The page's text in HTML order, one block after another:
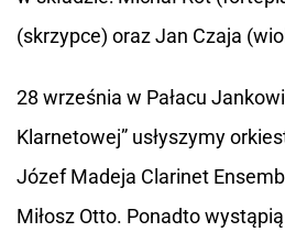
(skrzypce) oraz Jan Czaja
28 września w Pałacu
Klarnetowej” usłyszymy
Józef Madeja Clarinet
Miłosz Otto. Ponadto